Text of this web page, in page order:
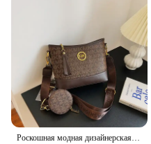
Роскошная модная дизайнерская женская сумка IMJK, ручные сумки, наплечный мессенджер, наклонная сумка на плечо, вечерние квадратные сумки